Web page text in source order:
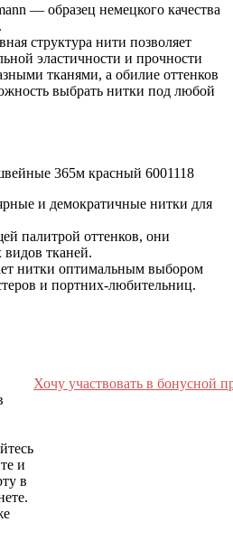
— образец немецкого качества
структура нити позволяет
эластичности и прочности
тканями, а обилие оттенков
выбрать нитки под любой
365м красный 6001118
и демократичные нитки для
палитрой оттенков, они
видов тканей.
нитки оптимальным выбором
и портних-любительниц.
и
в
Хочу участвовать в бонусной